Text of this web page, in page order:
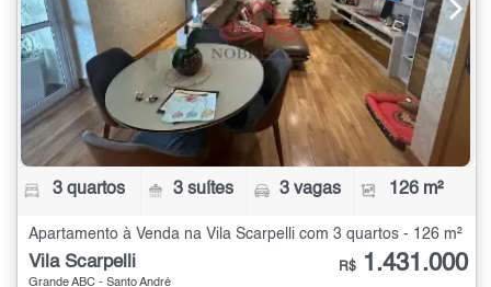
3 quartos 3 suítes 3 vagas 126 m²
Apartamento à Venda na Vila Scarpelli com 3 quartos - 126 m²
Vila Scarpelli
Grande ABC - Santo André
R$ 1.431.000